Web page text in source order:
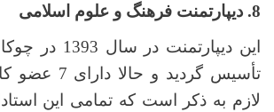
8. دیپارتمنت فرهنگ و علوم اسلامی
این دیپارتمنت
تأسیس گردید
لازم به ذکر است که تمامی این